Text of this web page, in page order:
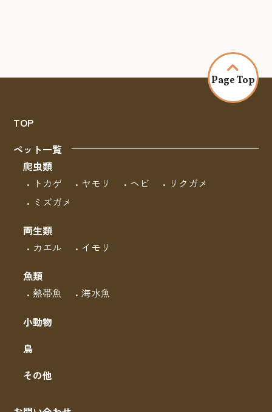
TOP
ペット一覧
爬虫類
トカゲ
ヤモリ ヘビ
リクガメ
ミズガメ
両生類
カエル
イモリ
魚類
熱帯魚
海水魚
小動物
鳥
その他
Page Top